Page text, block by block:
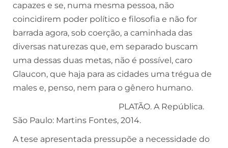
capazes e se, numa mesma pessoa, não
coincidirem poder político e filosofia e não for
barrada agora, sob coerção, a caminhada das
diversas naturezas que, em separado buscam
uma dessas duas metas, não é possível, caro
Glaucon, que haja para as cidades uma trégua de
males e, penso, nem para o gênero humano.
PLATÃO. A República.
São Paulo: Martins Fontes, 2014.
A tese apresentada pressupõe a necessidade do